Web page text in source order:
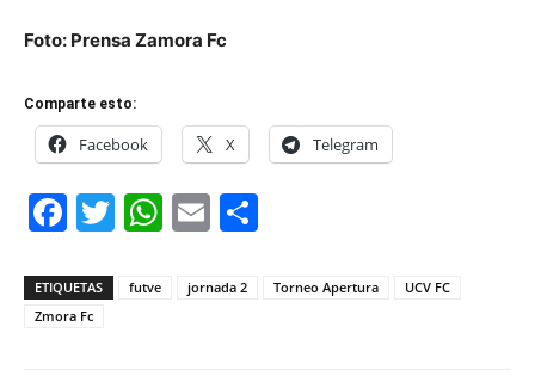
Foto: Prensa Zamora Fc
Comparte esto:
Facebook X Telegram
Facebook
Twitter
WhatsApp
Email
ETIQUETAS futve jornada 2 Torneo Apertura
UCV FC
Zmora Fc